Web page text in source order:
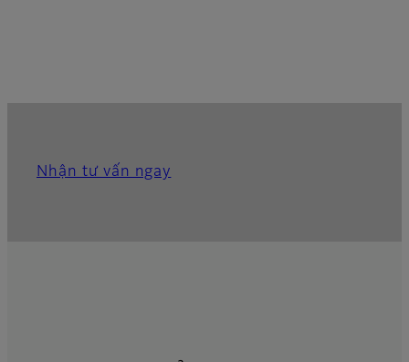
Nhận tư vấn ngay